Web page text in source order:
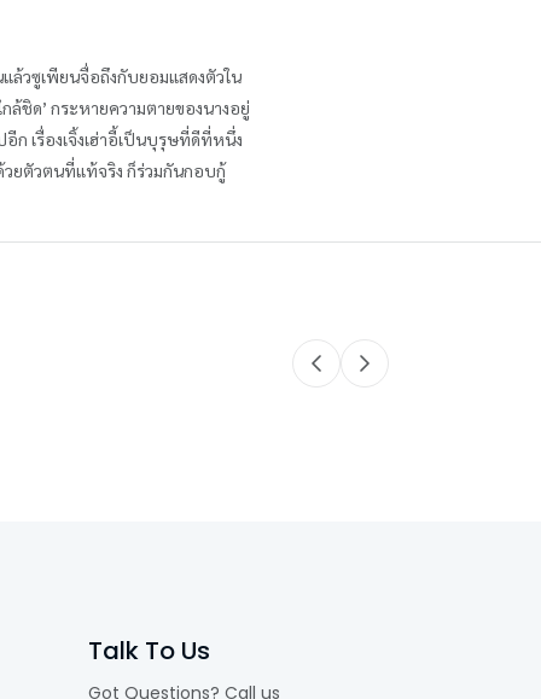
วซูเพียนจื่อถึงกับยอมแสดงตัวใน
ล้ชิด’ กระหายความตายของนางอยู่
ก เรื่องเจิ้งเฮ่าอี้เป็นบุรุษที่ดีที่หนึ่ง
วยตัวตนที่แท้จริง ก็ร่วมกันกอบกู้
Talk To Us
Got Questions? Call us